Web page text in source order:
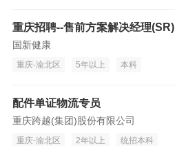
重庆招聘--售前方案解决经理(SR)
国新健康
重庆-渝北区 5年以上 本科
配件单证物流专员
重庆跨越(集团)股份有限公司
重庆-渝北区 2年以上 统招本科